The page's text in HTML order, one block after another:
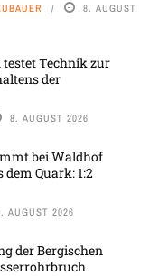
8. AUGUST
testet Technik zur
der
8. AUGUST 2026
bei Waldhof
Quark: 1:2
AUGUST 2026
der Bergischen